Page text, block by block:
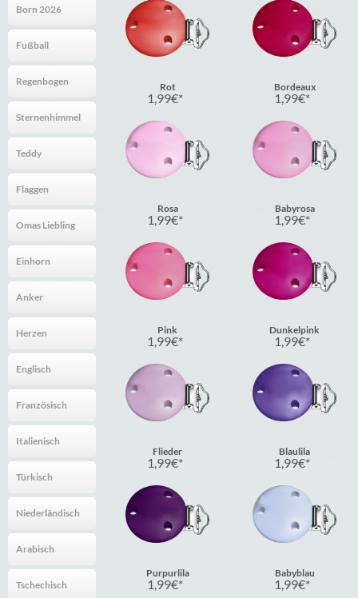
Born 2026
Fußball
Regenbogen
Sternenhimmel
Teddy
Flaggen
Omas Liebling
Einhorn
Anker
Herzen
Englisch
Französisch
Italienisch
Türkisch
Niederländisch
Arabisch
Tschechisch
Rot
1,99€
Bordeaux
1,99€
Rosa
1,99€
Babyrosa
1,99€
Pink
1,99€
Dunkelpink
1,99€
Flieder
1,99€
Blaulila
1,99€
Purpurlila
1,99€
Babyblau
1,99€